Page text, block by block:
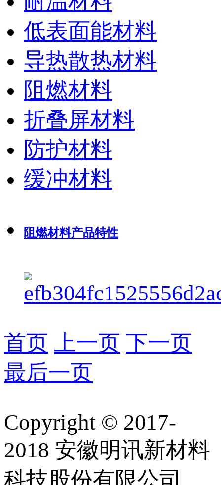
低表面能材料
导热散热材料
阻燃材料
折叠屏材料
防护材料
缓冲材料
阻燃材料产品特性
首页 上一页 下一页
最后一页
Copyright © 2017-
2018 安徽明讯新材料
科技股份有限公司